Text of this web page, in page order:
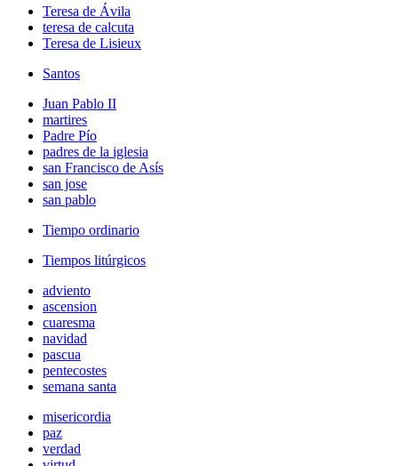
Teresa de Ávila
teresa de calcuta
Teresa de Lisieux
Santos
Juan Pablo II
martires
Padre Pío
padres de la iglesia
san Francisco de Asís
san jose
san pablo
Tiempo ordinario
Tiempos litúrgicos
adviento
ascension
cuaresma
navidad
pascua
pentecostes
semana santa
misericordia
paz
verdad